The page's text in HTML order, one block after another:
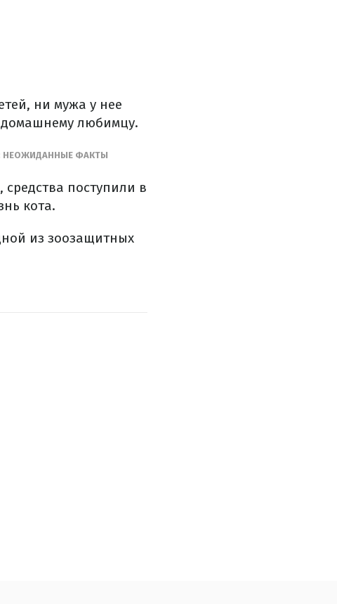
ни мужа у нее
домашнему любимцу.
НЕОЖИДАННЫЕ ФАКТЫ
поступили в
кота.
из зоозащитных